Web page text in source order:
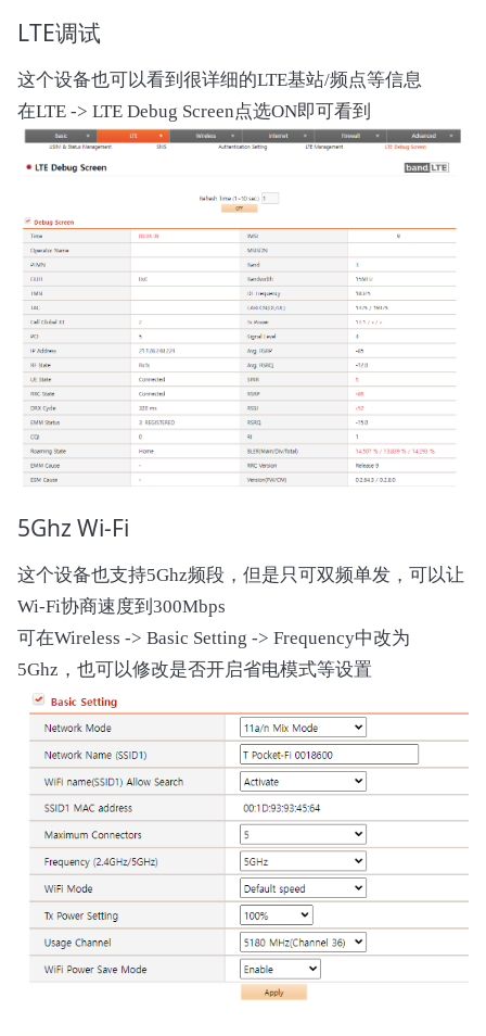
LTE调试
这个设备也可以看到很详细的LTE基站/频点等信息
在LTE -> LTE Debug Screen点选ON即可看到
5Ghz Wi-Fi
这个设备也支持5Ghz频段，但是只可双频单发，可以让
Wi-Fi协商速度到300Mbps
可在Wireless -> Basic Setting -> Frequency中改为
5Ghz，也可以修改是否开启省电模式等设置